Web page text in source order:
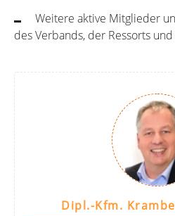
Weitere aktive Mitglieder
des Verbands, der Ressorts
Dipl.-Kfm.